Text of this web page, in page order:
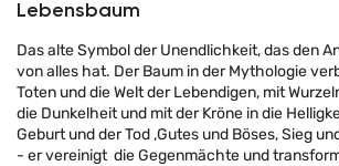
Lebensbaum
Das alte Symbol der Unendlichkeit, das den
von alles hat. Der Baum in der Mythologie
Toten und die Welt der Lebendigen, mit
die Dunkelheit und mit der Kröne in die
Geburt und der Tod ,Gutes und Böses, Sieg
- er vereinigt die Gegenmächte und